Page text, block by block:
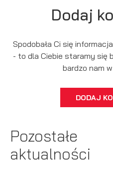
Dodaj
Spodobała Ci się
- to dla Ciebie staramy się
bardzo nam
DODAJ
Pozostałe
aktualności